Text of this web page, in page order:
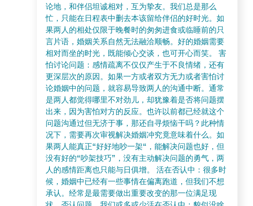
论地，和伴侣坦诚相对，互为挚友。我们总是那么
忙，只能在日程表中删去本该留给伴侣的好时光。如
果两人的相处仅限于晚餐时的匆匆进食或临睡前的只
言片语，婚姻关系自然无法融洽顺畅。好的婚姻需要
相对而坐的时光，既能倾心交谈，也可开心而笑。 害
怕讨论问题：感情疏离不仅仅产生于不良情绪，还有
更深层次的原因。如果一方或者双方无力或者害怕讨
论婚姻中的问题，就容易导致两人的沟通中断。通常
是两人都觉得哪里不对劲儿，却犹豫着是否将问题摆
出来，因为害怕对方的反应。也许以前都已经就这个
问题沟通过但无济于事，那还自寻烦恼干吗？此种情
况下，需要再次审视解决婚姻冲究竟意味着什么。如
果两人能真正“好好地吵一架“，能解决问题也好，但
没有好的“吵架技巧”，没有主动解决问题的勇气，两
人的感情距离也只能与日俱增。 活在否认中：很多时
候，婚姻中已经有一些事情在偏离跑道，但我们不想
承认。经常是最需要做出重要改变的那一位满足现